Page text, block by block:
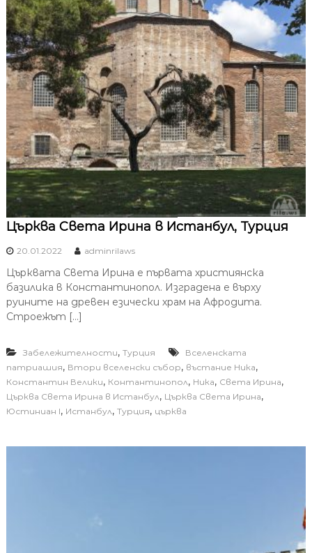
Църква Света Ирина в Истанбул, Турция
20.01.2022 adminrilaws
Църквата Света Ирина е първата християнска
базилика в Константинопол. Изградена е върху
руините на древен езически храм на Афродита.
Строежът […]
Забележителности, Турция
Вселенската
патриашия, Втори вселенски събор, въстание Ника,
Константин Велики, Контантинопол, Ника, Света Ирина,
Църква Света Ирина в Истанбул, Църква Света Ирина,
Юстиниан I, Истанбул, Турция, църква